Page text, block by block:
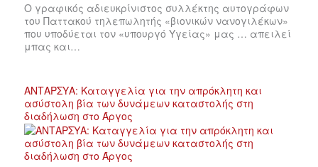
Ο γραφικός αδιευκρίνιστος συλλέκτης αυτογράφων
του Παττακού τηλεπωλητής «βιονικών νανογιλέκων»
που υποδύεται τον «υπουργό Υγείας» μας … απειλεί
μπας και…
ΑΝΤΑΡΣΥΑ: Καταγγελία για την απρόκλητη και
ασύστολη βία των δυνάμεων καταστολής στη
διαδήλωση στο Άργος